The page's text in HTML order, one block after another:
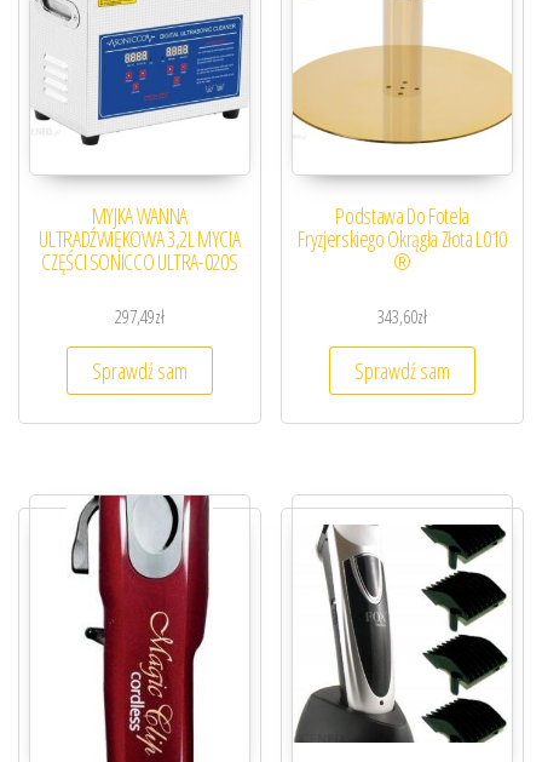
MYJKA WANNA
ULTRADŹWIĘKOWA 3,2L MYCIA
CZĘŚCI SONICCO ULTRA-020S
297,49zł
Sprawdź sam
Podstawa Do Fotela
Fryzjerskiego Okrągła Złota L010
®
343,60zł
Sprawdź sam